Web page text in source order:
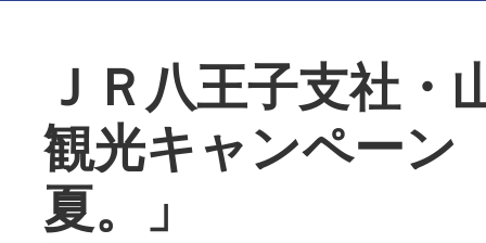
ＪＲ八王子支社
観光キャンペーン
夏。」